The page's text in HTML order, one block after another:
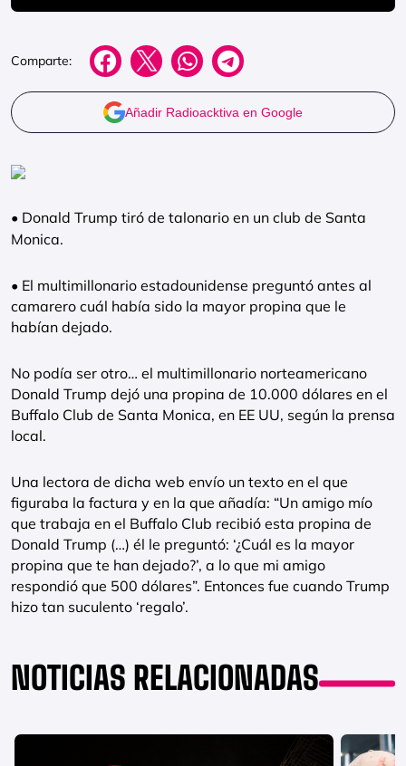
Comparte:
Añadir Radioacktiva en Google
• Donald Trump tiró de talonario en un club de Santa
Monica.
• El multimillonario estadounidense preguntó antes al
camarero cuál había sido la mayor propina que le
habían dejado.
No podía ser otro… el multimillonario norteamericano
Donald Trump dejó una propina de 10.000 dólares en el
Buffalo Club de Santa Monica, en EE UU, según la prensa
local.
Una lectora de dicha web envío un texto en el que
figuraba la factura y en la que añadía: “Un amigo mío
que trabaja en el Buffalo Club recibió esta propina de
Donald Trump (…) él le preguntó: ‘¿Cuál es la mayor
propina que te han dejado?’, a lo que mi amigo
respondió que 500 dólares”. Entonces fue cuando Trump
hizo tan suculento ‘regalo’.
NOTICIAS RELACIONADAS